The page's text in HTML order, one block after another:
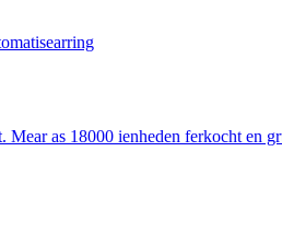
as 18000 ienheden ferkocht en